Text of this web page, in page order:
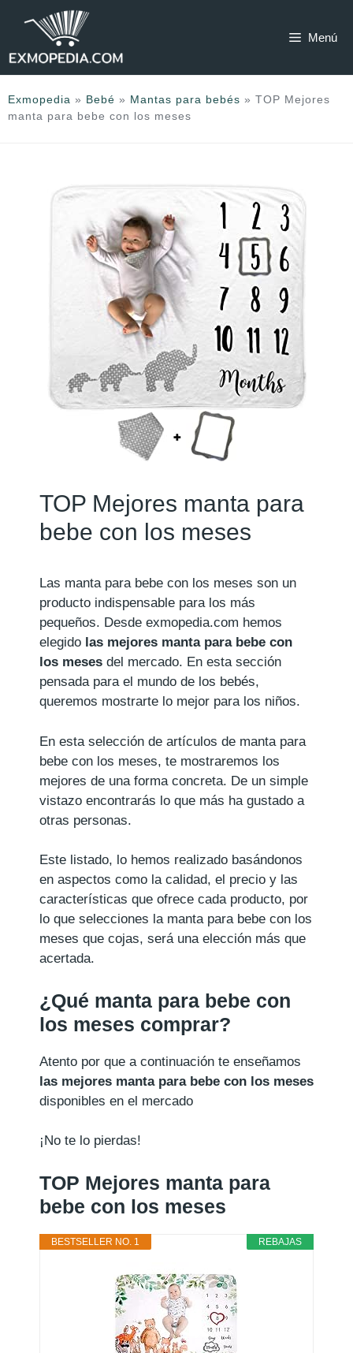
Menú
Exmopedia » Bebé » Mantas para bebés » TOP Mejores
manta para bebe con los meses
TOP Mejores manta para
bebe con los meses
Las manta para bebe con los meses son un
producto indispensable para los más
pequeños. Desde exmopedia.com hemos
elegido las mejores manta para bebe con
los meses del mercado. En esta sección
pensada para el mundo de los bebés,
queremos mostrarte lo mejor para los niños.
En esta selección de artículos de manta para
bebe con los meses, te mostraremos los
mejores de una forma concreta. De un simple
vistazo encontrarás lo que más ha gustado a
otras personas.
Este listado, lo hemos realizado basándonos
en aspectos como la calidad, el precio y las
características que ofrece cada producto, por
lo que selecciones la manta para bebe con los
meses que cojas, será una elección más que
acertada.
¿Qué manta para bebe con
los meses comprar?
Atento por que a continuación te enseñamos
las mejores manta para bebe con los meses
disponibles en el mercado
¡No te lo pierdas!
TOP Mejores manta para
bebe con los meses
REBAJAS
BESTSELLER NO. 1